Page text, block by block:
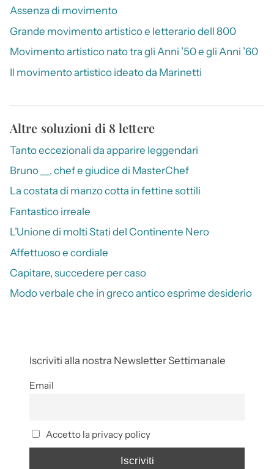
Assenza di movimento
Grande movimento artistico e letterario dell 800
Movimento artistico nato tra gli Anni ’50 e gli Anni ’60
Il movimento artistico ideato da Marinetti
Altre soluzioni di 8 lettere
Tanto eccezionali da apparire leggendari
Bruno __, chef e giudice di MasterChef
La costata di manzo cotta in fettine sottili
Fantastico irreale
L’Unione di molti Stati del Continente Nero
Affettuoso e cordiale
Capitare, succedere per caso
Modo verbale che in greco antico esprime desiderio
Iscriviti alla nostra Newsletter Settimanale
Email
Accetto la privacy policy